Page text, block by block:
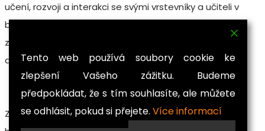
učení, rozvoji a interakci se svými vrstevníky a učiteli v
bezpečném vzdělávacím prostředí, aby mohly tuto
ztrátu dohnat a zotavit se, zejména ty nejzranitelnější
děti.
Zdroj: MŠMT;
Tento web používá soubory cookie ke
zlepšení Vašeho zážitku. Budeme
předpokládat, že s tím souhlasíte, ale můžete
se odhlásit, pokud si přejete. Více informací